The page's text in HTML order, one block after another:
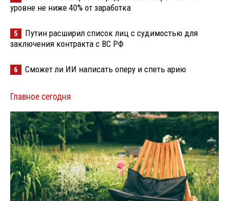
уровне не ниже 40% от заработка
5
Путин расширил список лиц с судимостью для
заключения контракта с ВС РФ
6 Сможет ли ИИ написать оперу и спеть арию
Главное сегодня